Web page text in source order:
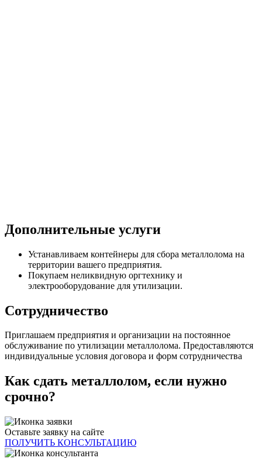
Дополнительные услуги
Устанавливаем контейнеры для сбора металлолома на
территории вашего предприятия.
Покупаем неликвидную оргтехнику и
электрооборудование для утилизации.
Сотрудничество
Приглашаем предприятия и организации на постоянное
обслуживание по утилизации металлолома. Предоставляются
индивидуальные условия договора и форм сотрудничества
Как сдать металлолом, если нужно
срочно?
Оставьте заявку на сайте
ПОЛУЧИТЬ КОНСУЛЬТАЦИЮ